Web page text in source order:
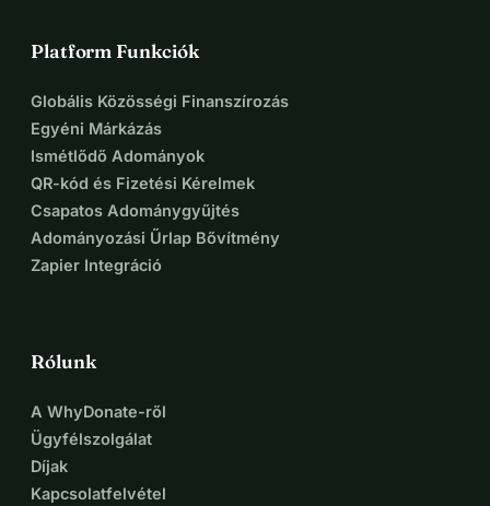
Platform Funkciók
Globális Közösségi Finanszírozás
Egyéni Márkázás
Ismétlődő Adományok
QR-kód és Fizetési Kérelmek
Csapatos Adománygyűjtés
Adományozási Űrlap Bővítmény
Zapier Integráció
Rólunk
A WhyDonate-ről
Ügyfélszolgálat
Díjak
Kapcsolatfelvétel